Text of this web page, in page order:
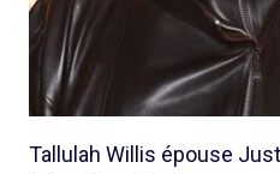
Tallulah Willis épouse